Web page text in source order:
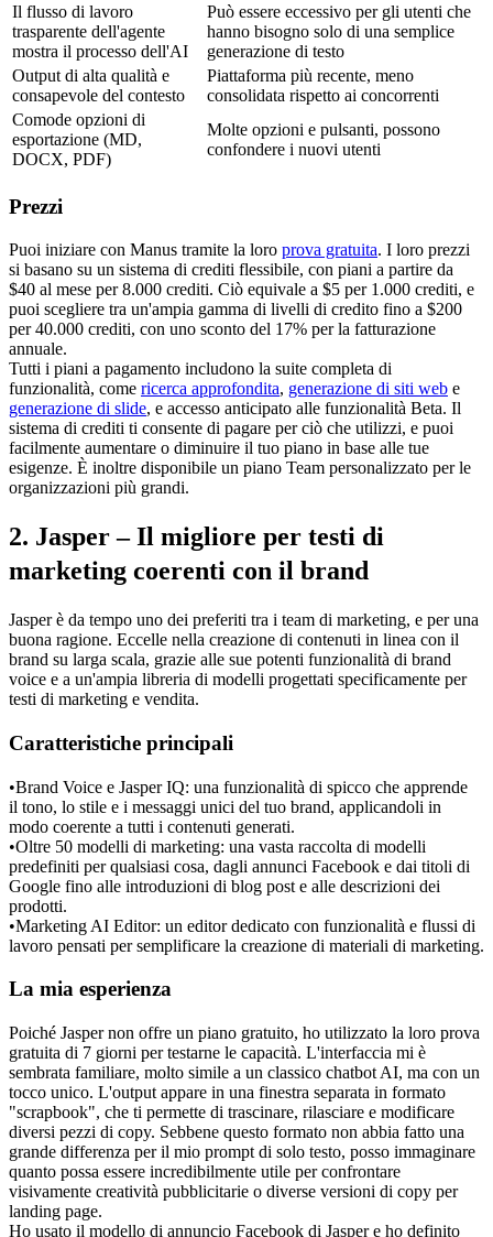
Il flusso di lavoro
trasparente dell'agente
mostra il processo dell'AI
Può essere eccessivo per gli utenti che
hanno bisogno solo di una semplice
generazione di testo
Output di alta qualità e
consapevole del contesto
Piattaforma più recente, meno
consolidata rispetto ai concorrenti
Comode opzioni di
esportazione (MD,
DOCX, PDF)
Molte opzioni e pulsanti, possono
confondere i nuovi utenti
Prezzi
Puoi iniziare con Manus tramite la loro prova gratuita. I loro prezzi
si basano su un sistema di crediti flessibile, con piani a partire da
$40 al mese per 8.000 crediti. Ciò equivale a $5 per 1.000 crediti, e
puoi scegliere tra un'ampia gamma di livelli di credito fino a $200
per 40.000 crediti, con uno sconto del 17% per la fatturazione
annuale.
Tutti i piani a pagamento includono la suite completa di
funzionalità, come ricerca approfondita, generazione di siti web e
generazione di slide, e accesso anticipato alle funzionalità Beta. Il
sistema di crediti ti consente di pagare per ciò che utilizzi, e puoi
facilmente aumentare o diminuire il tuo piano in base alle tue
esigenze. È inoltre disponibile un piano Team personalizzato per le
organizzazioni più grandi.
2. Jasper – Il migliore per testi di
marketing coerenti con il brand
Jasper è da tempo uno dei preferiti tra i team di marketing, e per una
buona ragione. Eccelle nella creazione di contenuti in linea con il
brand su larga scala, grazie alle sue potenti funzionalità di brand
voice e a un'ampia libreria di modelli progettati specificamente per
testi di marketing e vendita.
Caratteristiche principali
•Brand Voice e Jasper IQ: una funzionalità di spicco che apprende
il tono, lo stile e i messaggi unici del tuo brand, applicandoli in
modo coerente a tutti i contenuti generati.
•Oltre 50 modelli di marketing: una vasta raccolta di modelli
predefiniti per qualsiasi cosa, dagli annunci Facebook e dai titoli di
Google fino alle introduzioni di blog post e alle descrizioni dei
prodotti.
•Marketing AI Editor: un editor dedicato con funzionalità e flussi di
lavoro pensati per semplificare la creazione di materiali di marketing.
La mia esperienza
Poiché Jasper non offre un piano gratuito, ho utilizzato la loro prova
gratuita di 7 giorni per testarne le capacità. L'interfaccia mi è
sembrata familiare, molto simile a un classico chatbot AI, ma con un
tocco unico. L'output appare in una finestra separata in formato
"scrapbook", che ti permette di trascinare, rilasciare e modificare
diversi pezzi di copy. Sebbene questo formato non abbia fatto una
grande differenza per il mio prompt di solo testo, posso immaginare
quanto possa essere incredibilmente utile per confrontare
visivamente creatività pubblicitarie o diverse versioni di copy per
landing page.
Ho usato il modello di annuncio Facebook di Jasper e ho definito